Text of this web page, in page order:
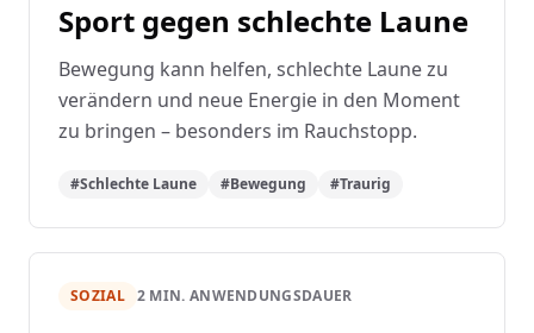
Sport gegen schlechte Laune
Bewegung kann helfen, schlechte Laune zu
verändern und neue Energie in den Moment
zu bringen – besonders im Rauchstopp.
#Schlechte Laune #Bewegung #Traurig
SOZIAL 2 MIN. ANWENDUNGSDAUER